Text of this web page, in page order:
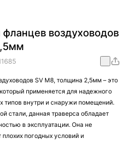
воздуховодов
SV М8, толщина 2,5мм – это
применяется для надежного
типов внутри и снаружи помещений.
стали, данная траверса обладает
в эксплуатации. Она не
погодных условий и